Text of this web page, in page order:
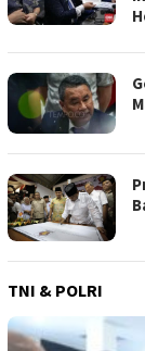
TNI & POLRI